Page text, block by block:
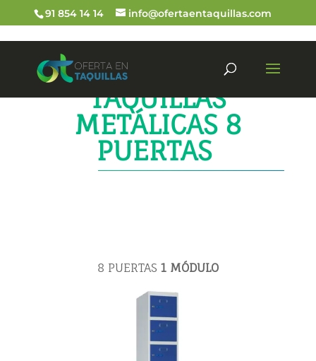
91 854 14 14 info@ofertaentaquillas.com
TAQUILLAS
METÁLICAS 8
PUERTAS
8 PUERTAS 1 MÓDULO